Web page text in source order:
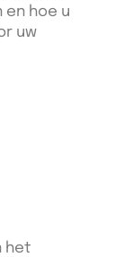
en hoe u
uw
het